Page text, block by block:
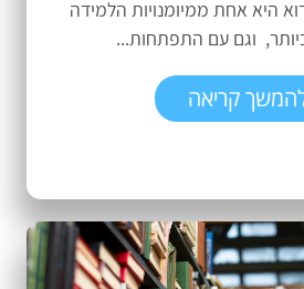
היא אחת ממיומנויות הלמידה
וגם עם התפתחות...
קריאה